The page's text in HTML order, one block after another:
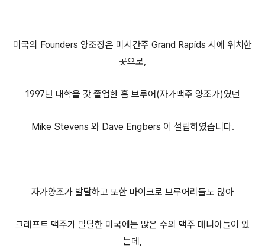
미국의 Founders 양조장은 미시간주 Grand Rapids 시에 위치한
곳으로,
1997년 대학을 갓 졸업한 홈 브루어(자가맥주 양조가)였던
Mike Stevens 와 Dave Engbers 이 설립하였습니다.
자가양조가 발달하고 또한 마이크로 브루어리들도 많아
크래프트 맥주가 발달한 미국에는 많은 수의 맥주 매니아들이 있
는데,